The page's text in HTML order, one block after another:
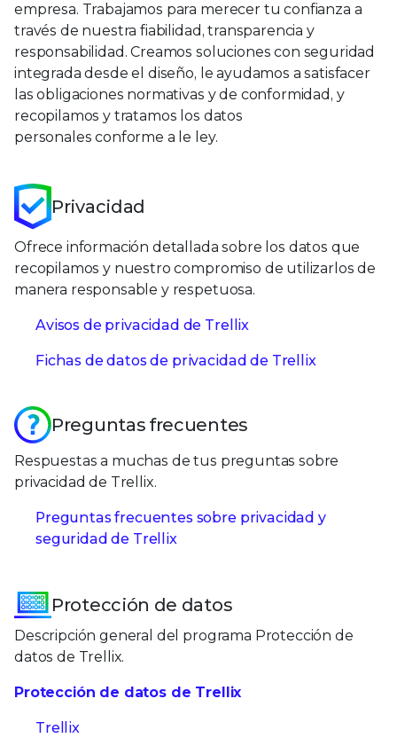
empresa. Trabajamos para merecer tu confianza a
través de nuestra fiabilidad, transparencia y
responsabilidad. Creamos soluciones con seguridad
integrada desde el diseño, le ayudamos a satisfacer
las obligaciones normativas y de conformidad, y
recopilamos y tratamos los datos
personales conforme a le ley.
Privacidad
Ofrece información detallada sobre los datos que
recopilamos y nuestro compromiso de utilizarlos de
manera responsable y respetuosa.
Avisos de privacidad de Trellix
Fichas de datos de privacidad de Trellix
Preguntas frecuentes
Respuestas a muchas de tus preguntas sobre
privacidad de Trellix.
Preguntas frecuentes sobre privacidad y
seguridad de Trellix
Protección de datos
Descripción general del programa Protección de
datos de Trellix.
Protección de datos de Trellix
Trellix